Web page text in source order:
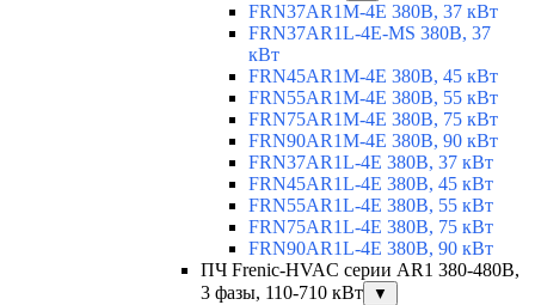
FRN37AR1M-4E 380В, 37 кВт
FRN37AR1L-4E-MS 380В, 37
кВт
FRN45AR1M-4E 380В, 45 кВт
FRN55AR1M-4E 380В, 55 кВт
FRN75AR1M-4E 380В, 75 кВт
FRN90AR1M-4E 380В, 90 кВт
FRN37AR1L-4E 380В, 37 кВт
FRN45AR1L-4E 380В, 45 кВт
FRN55AR1L-4E 380В, 55 кВт
FRN75AR1L-4E 380В, 75 кВт
FRN90AR1L-4E 380В, 90 кВт
ПЧ Frenic-HVAC серии AR1 380-480В,
3 фазы, 110-710 кВт
▼